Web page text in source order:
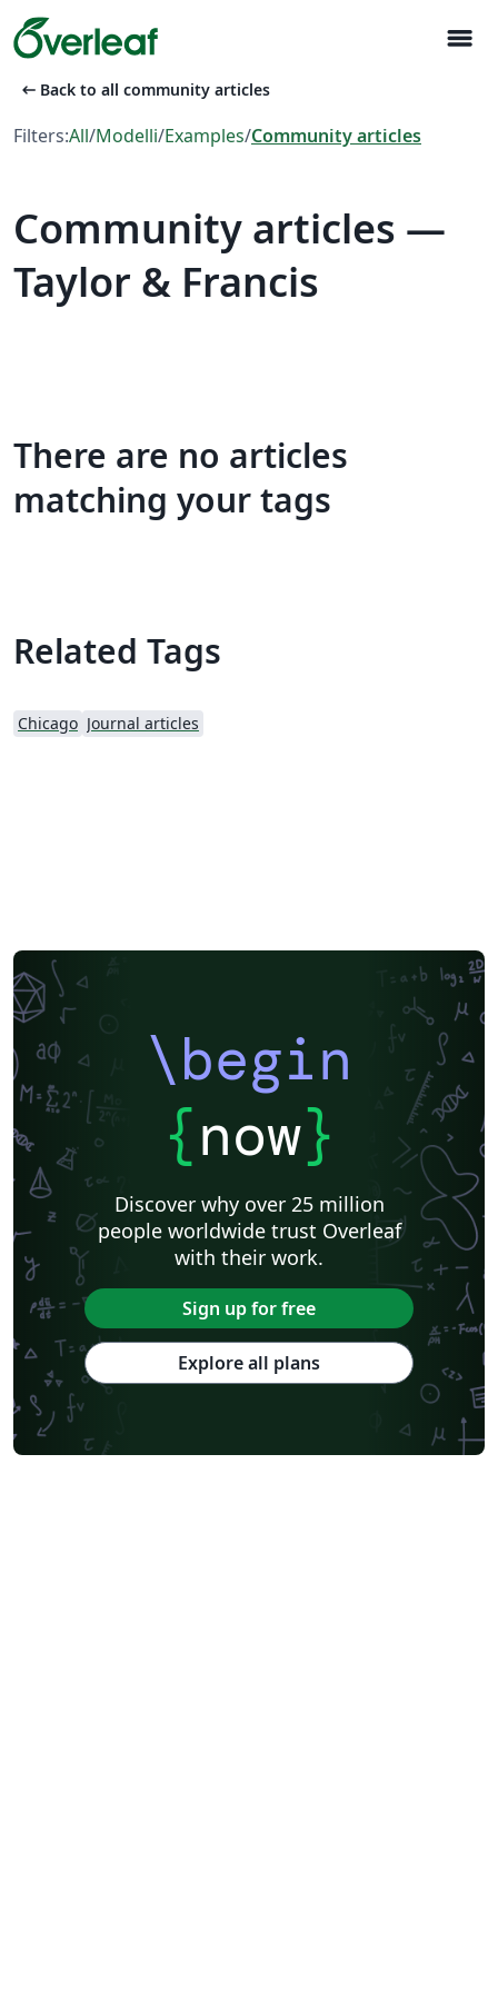
menu
arrow_left_alt Back to all community articles
Filters:All/Modelli/Examples/Community articles
Community articles —
Taylor & Francis
There are no articles
matching your tags
Related Tags
Chicago Journal articles
\begin
{now}
Discover why over 25 million
people worldwide trust Overleaf
with their work.
Sign up for free
Explore all plans